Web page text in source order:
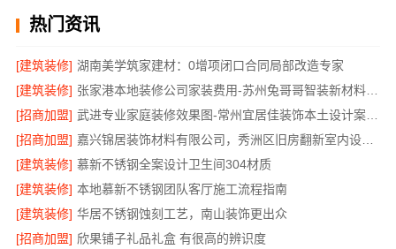
热门资讯
[建筑装修] 湖南美学筑家建材：0增项闭口合同局部改造专家
[建筑装修]
张家港本地装修公司家装费用-苏州兔哥哥智装新材料有限公司全包
[招商加盟]
武进专业家庭装修效果图-常州宜居佳装饰本土设计案例鉴赏
[招商加盟]
嘉兴锦居装饰材料有限公司，秀洲区旧房翻新室内设计哪家好
[建筑装修] 慕新不锈钢全案设计卫生间304材质
[建筑装修] 本地慕新不锈钢团队客厅施工流程指南
[建筑装修] 华居不锈钢蚀刻工艺，南山装饰更出众
[招商加盟] 欣果铺子礼品礼盒 有很高的辨识度